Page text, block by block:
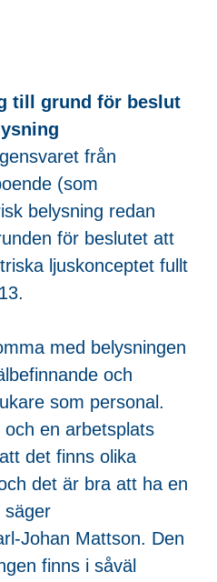
till grund för beslut
från
(som
belysning redan
för beslutet att
ljuskonceptet fullt
med belysningen
och
som personal.
en arbetsplats
det finns olika
det är bra att ha en
säger
Johan Mattson. Den
finns i såväl